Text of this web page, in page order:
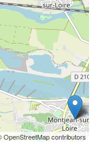
OpenStreetMap contributors